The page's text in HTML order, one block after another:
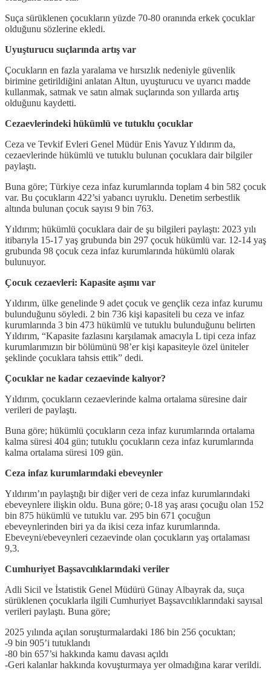
Suça sürüklenen çocukların yüzde 70-80 oranında erkek çocuklar
olduğunu sözlerine ekledi.
Uyuşturucu suçlarında artış var
Çocukların en fazla yaralama ve hırsızlık nedeniyle güvenlik
birimine getirildiğini anlatan Altun, uyuşturucu ve uyarıcı madde
kullanmak, satmak ve satın almak suçlarında son yıllarda artış
olduğunu kaydetti.
Cezaevlerindeki hükümlü ve tutuklu çocuklar
Ceza ve Tevkif Evleri Genel Müdür Enis Yavuz Yıldırım da,
cezaevlerinde hükümlü ve tutuklu bulunan çocuklara dair bilgiler
paylaştı.
Buna göre; Türkiye ceza infaz kurumlarında toplam 4 bin 582 çocuk
var. Bu çocukların 422’si yabancı uyruklu. Denetim serbestlik
altında bulunan çocuk sayısı 9 bin 763.
Yıldırım; hükümlü çocuklara dair de şu bilgileri paylaştı: 2023 yılı
itibarıyla 15-17 yaş grubunda bin 297 çocuk hükümlü var. 12-14 yaş
grubunda 98 çocuk ceza infaz kurumlarında hükümlü olarak
bulunuyor.
Çocuk cezaevleri: Kapasite aşımı var
Yıldırım, ülke genelinde 9 adet çocuk ve gençlik ceza infaz kurumu
bulunduğunu söyledi. 2 bin 736 kişi kapasiteli bu ceza ve infaz
kurumlarında 3 bin 473 hükümlü ve tutuklu bulunduğunu belirten
Yıldırım, “Kapasite fazlasını karşılamak amacıyla L tipi ceza infaz
kurumlarımızın bir bölümünü 98’er kişi kapasiteyle özel üniteler
şeklinde çocuklara tahsis ettik” dedi.
Çocuklar ne kadar cezaevinde kalıyor?
Yıldırım, çocukların cezaevlerinde kalma ortalama süresine dair
verileri de paylaştı.
Buna göre; hükümlü çocukların ceza infaz kurumlarında ortalama
kalma süresi 404 gün; tutuklu çocukların ceza infaz kurumlarında
kalma ortalama süresi 109 gün.
Ceza infaz kurumlarındaki ebeveynler
Yıldırım’ın paylaştığı bir diğer veri de ceza infaz kurumlarındaki
ebeveynlere ilişkin oldu. Buna göre; 0-18 yaş arası çocuğu olan 152
bin 875 hükümlü ve tutuklu var. 295 bin 671 çocuğun
ebeveynlerinden biri ya da ikisi ceza infaz kurumlarında.
Ebeveyni/ebeveynleri cezaevinde olan çocukların yaş ortalaması
9,3.
Cumhuriyet Başsavcılıklarındaki veriler
Adli Sicil ve İstatistik Genel Müdürü Günay Albayrak da, suça
sürüklenen çocuklarla ilgili Cumhuriyet Başsavcılıklarındaki sayısal
verileri paylaştı. Buna göre;
2025 yılında açılan soruşturmalardaki 186 bin 256 çocuktan;
-9 bin 905’i tutuklandı
-80 bin 657’si hakkında kamu davası açıldı
-Geri kalanlar hakkında kovuşturmaya yer olmadığına karar verildi.